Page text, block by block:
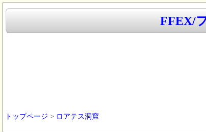
FFEX/
トップページ > ロアテス洞窟